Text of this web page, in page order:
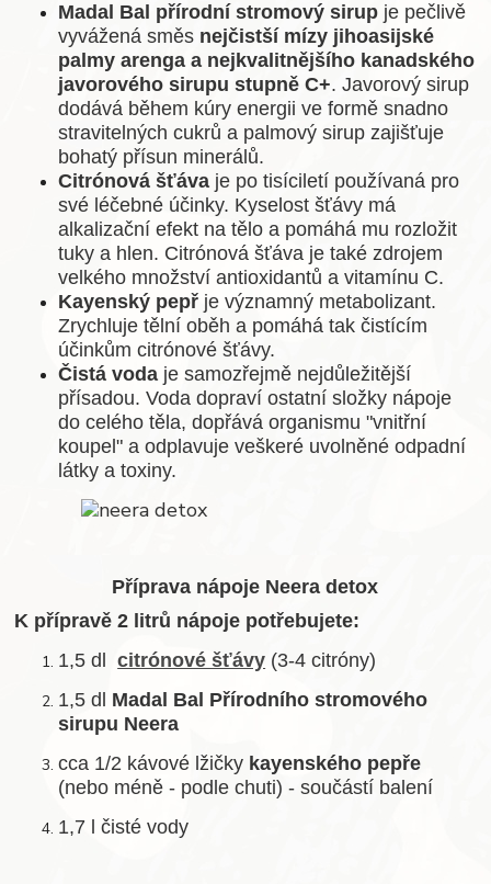
Madal Bal přírodní stromový sirup je pečlivě
vyvážená směs nejčistší mízy jihoasijské
palmy arenga a nejkvalitnějšího kanadského
javorového sirupu stupně C+. Javorový sirup
dodává během kúry energii ve formě snadno
stravitelných cukrů a palmový sirup zajišťuje
bohatý přísun minerálů.
Citrónová šťáva je po tisíciletí používaná pro
své léčebné účinky. Kyselost šťávy má
alkalizační efekt na tělo a pomáhá mu rozložit
tuky a hlen. Citrónová šťáva je také zdrojem
velkého množství antioxidantů a vitamínu C.
Kayenský pepř je významný metabolizant.
Zrychluje tělní oběh a pomáhá tak čistícím
účinkům citrónové šťávy.
Čistá voda je samozřejmě nejdůležitější
přísadou. Voda dopraví ostatní složky nápoje
do celého těla, dopřává organismu "vnitřní
koupel" a odplavuje veškeré uvolněné odpadní
látky a toxiny.
Příprava nápoje Neera detox
K přípravě 2 litrů nápoje potřebujete:
1,5 dlcitrónové šťávy (3-4 citróny)
1,5 dl Madal Bal Přírodního stromového
sirupu Neera
cca 1/2 kávové lžičky kayenského pepře
(nebo méně - podle chuti) - součástí balení
1,7 l čisté vody